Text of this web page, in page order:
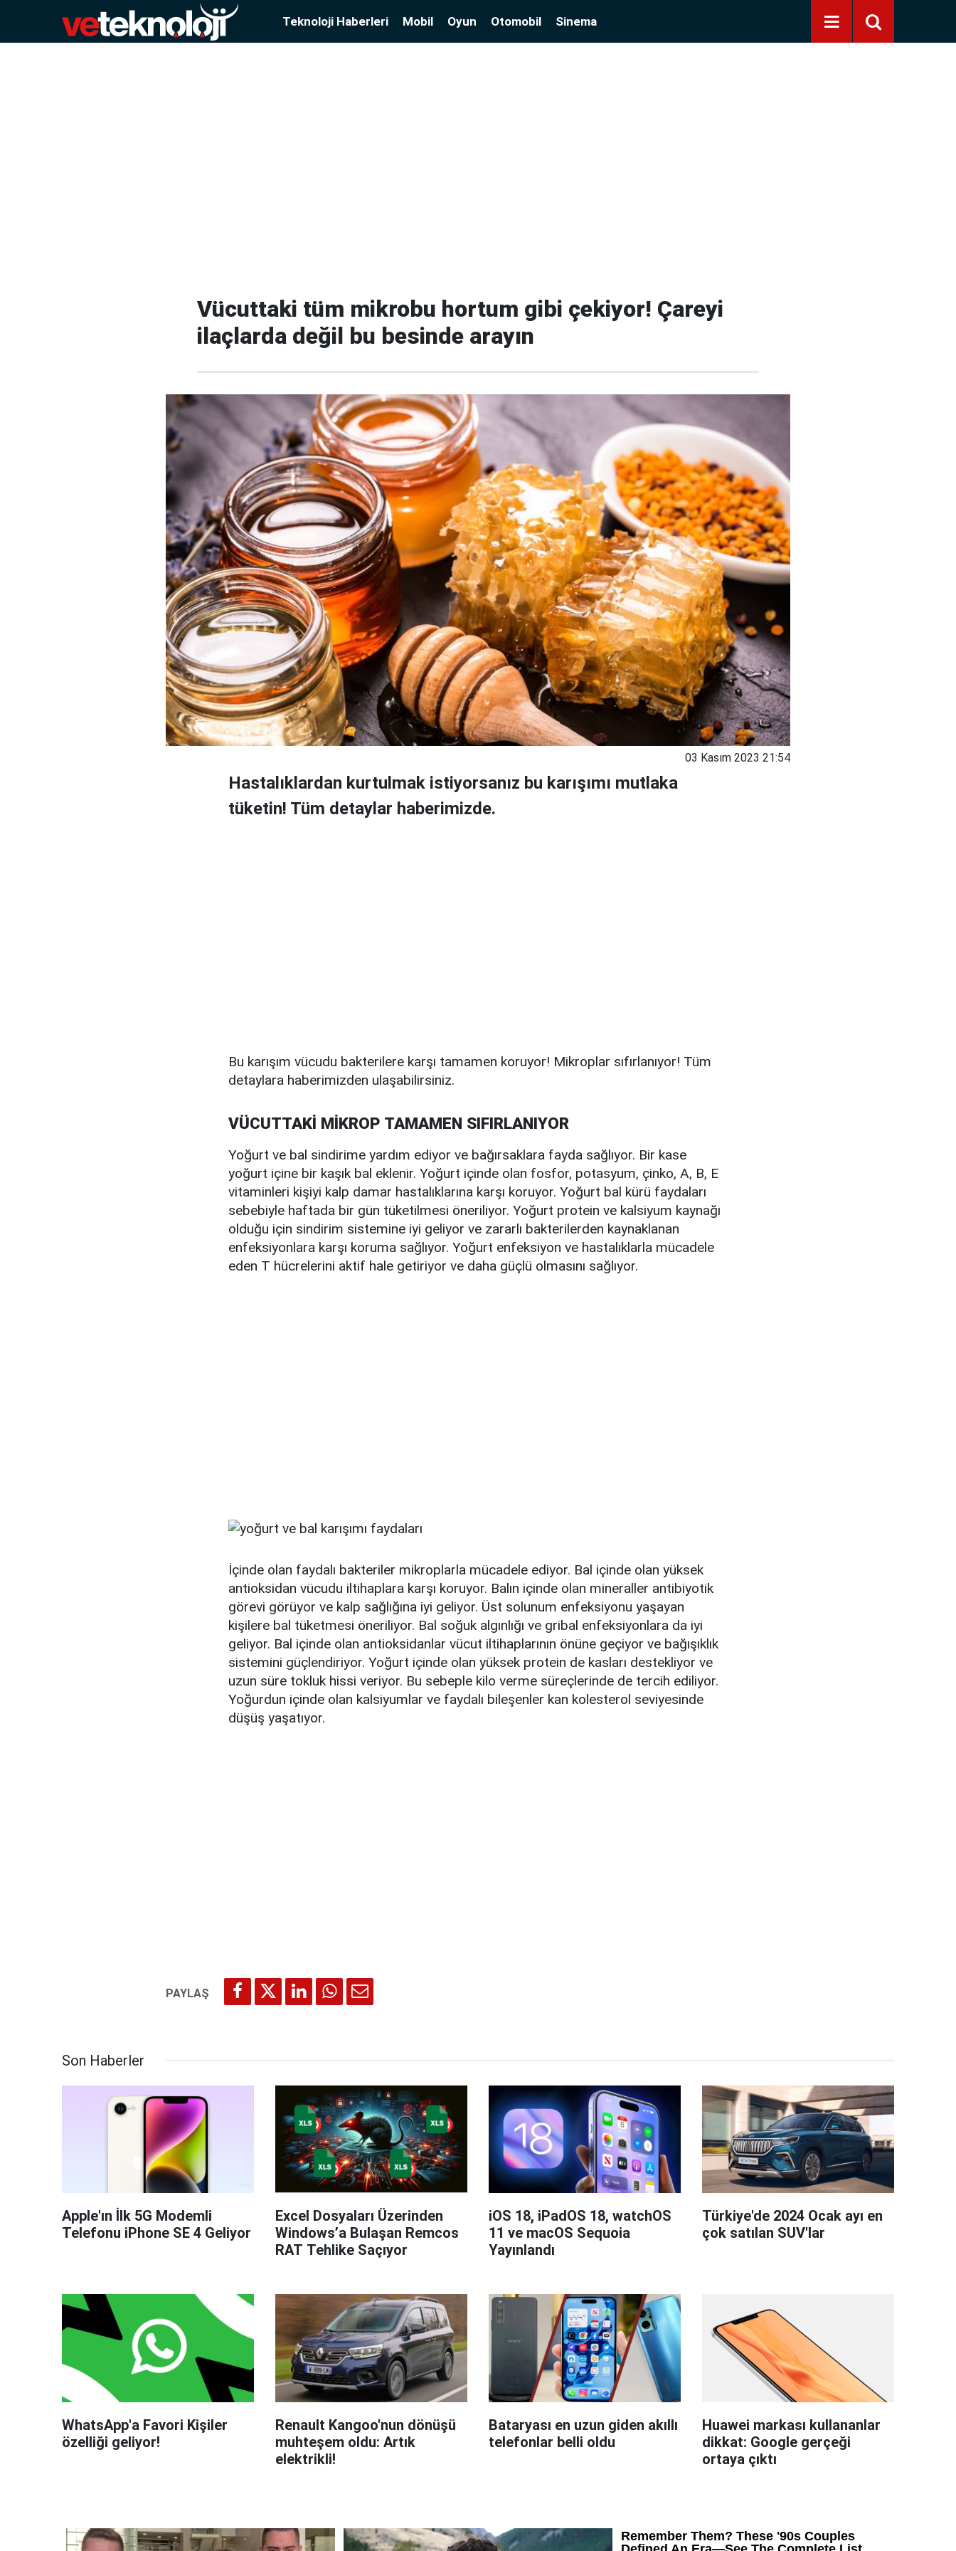
Teknoloji Haberleri Mobil Oyun Otomobil Sinema
Vücuttaki tüm mikrobu hortum gibi çekiyor! Çareyi
ilaçlarda değil bu besinde arayın
03 Kasım 2023 21:54
Hastalıklardan kurtulmak istiyorsanız bu karışımı mutlaka
tüketin! Tüm detaylar haberimizde.
Bu karışım vücudu bakterilere karşı tamamen koruyor! Mikroplar sıfırlanıyor! Tüm
detaylara haberimizden ulaşabilirsiniz.
VÜCUTTAKİ MİKROP TAMAMEN SIFIRLANIYOR
Yoğurt ve bal sindirime yardım ediyor ve bağırsaklara fayda sağlıyor. Bir kase
yoğurt içine bir kaşık bal eklenir. Yoğurt içinde olan fosfor, potasyum, çinko, A, B, E
vitaminleri kişiyi kalp damar hastalıklarına karşı koruyor. Yoğurt bal kürü faydaları
sebebiyle haftada bir gün tüketilmesi öneriliyor. Yoğurt protein ve kalsiyum kaynağı
olduğu için sindirim sistemine iyi geliyor ve zararlı bakterilerden kaynaklanan
enfeksiyonlara karşı koruma sağlıyor. Yoğurt enfeksiyon ve hastalıklarla mücadele
eden T hücrelerini aktif hale getiriyor ve daha güçlü olmasını sağlıyor.
İçinde olan faydalı bakteriler mikroplarla mücadele ediyor. Bal içinde olan yüksek
antioksidan vücudu iltihaplara karşı koruyor. Balın içinde olan mineraller antibiyotik
görevi görüyor ve kalp sağlığına iyi geliyor. Üst solunum enfeksiyonu yaşayan
kişilere bal tüketmesi öneriliyor. Bal soğuk algınlığı ve gribal enfeksiyonlara da iyi
geliyor. Bal içinde olan antioksidanlar vücut iltihaplarının önüne geçiyor ve bağışıklık
sistemini güçlendiriyor. Yoğurt içinde olan yüksek protein de kasları destekliyor ve
uzun süre tokluk hissi veriyor. Bu sebeple kilo verme süreçlerinde de tercih ediliyor.
Yoğurdun içinde olan kalsiyumlar ve faydalı bileşenler kan kolesterol seviyesinde
düşüş yaşatıyor.
Son Haberler
Apple'ın İlk 5G Modemli
Telefonu iPhone SE 4 Geliyor
Excel Dosyaları Üzerinden
Windows’a Bulaşan Remcos
RAT Tehlike Saçıyor
iOS 18, iPadOS 18, watchOS
11 ve macOS Sequoia
Yayınlandı
Türkiye'de 2024 Ocak ayı en
çok satılan SUV'lar
WhatsApp'a Favori Kişiler
özelliği geliyor!
Renault Kangoo'nun dönüşü
muhteşem oldu: Artık
elektrikli!
Bataryası en uzun giden akıllı
telefonlar belli oldu
Huawei markası kullananlar
dikkat: Google gerçeği
ortaya çıktı